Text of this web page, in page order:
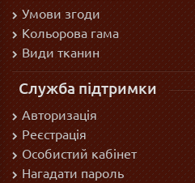
Умови згоди
Кольорова гама
Види тканин
Служба підтримки
Авторизація
Реєстрація
Особистий кабінет
Нагадати пароль